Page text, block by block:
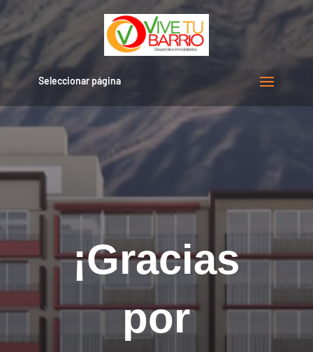
Seleccionar página
¡Gracias
por